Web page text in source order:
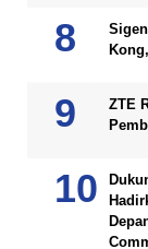
ZTE